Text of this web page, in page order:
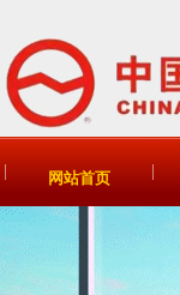
网站首页